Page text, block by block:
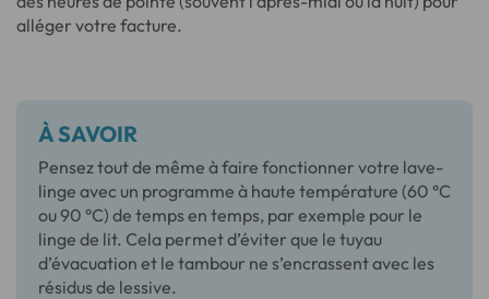
alléger votre facture.
À SAVOIR
Pensez tout de même à faire fonctionner votre lave-
linge avec un programme à haute température (60 °C
ou 90 °C) de temps en temps, par exemple pour le
linge de lit. Cela permet d’éviter que le tuyau
d’évacuation et le tambour ne s’encrassent avec les
résidus de lessive.